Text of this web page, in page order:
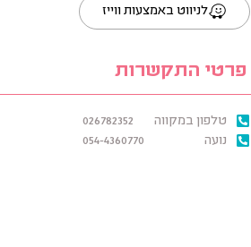
לניווט באמצעות ווייז
פרטי התקשרות
טלפון במקווה
026782352
נועה
054-4360770